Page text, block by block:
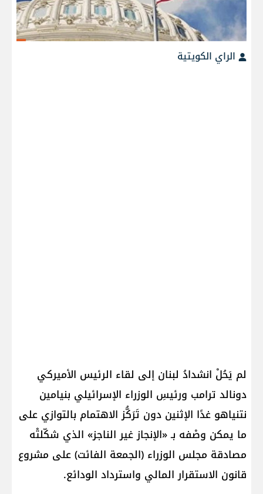
الراي الكويتية
لم يَحُلْ انشدادُ لبنان إلى لقاء الرئيس الأميركي
دونالد ترامب ورئيسِ الوزراء الإسرائيلي بنيامين
نتنياهو غدًا الإثنين دون تَرَكُّز الاهتمام بالتوازي على
ما يمكن وصْفه بـ «الإنجاز غير الناجز» الذي شكّلتْه
مصادقة مجلس الوزراء (الجمعة الفائت) على مشروع
قانون الاستقرار المالي واسترداد الودائع.